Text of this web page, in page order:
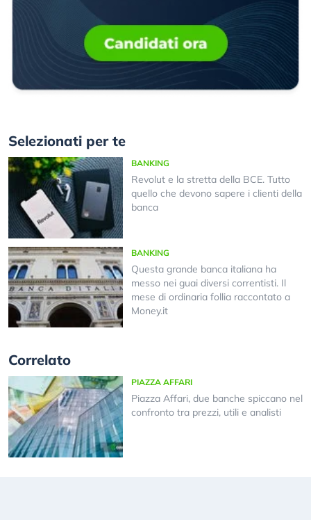
Selezionati per te
BANKING
Revolut e la stretta della BCE. Tutto
quello che devono sapere i clienti della
banca
BANKING
Questa grande banca italiana ha
messo nei guai diversi correntisti. Il
mese di ordinaria follia raccontato a
Money.it
Correlato
PIAZZA AFFARI
Piazza Affari, due banche spiccano nel
confronto tra prezzi, utili e analisti